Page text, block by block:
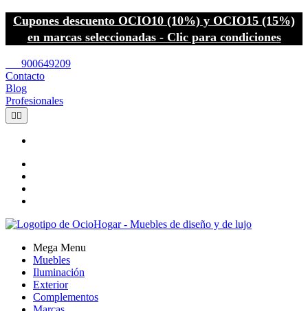
Cupones descuento OCIO10 (10%) y OCIO15 (15%)
en marcas seleccionadas - Clic para condiciones
900649209
Contacto
Blog
Profesionales
 
Mega Menu
Muebles
Iluminación
Exterior
Complementos